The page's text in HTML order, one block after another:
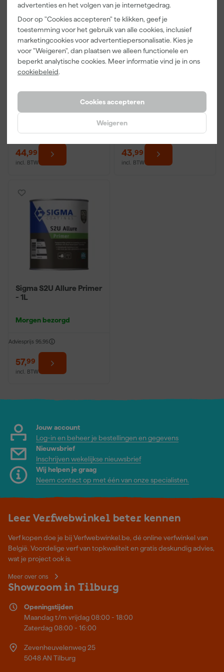
advertenties en het volgen van je internetgedrag.
Door op "Cookies accepteren" te klikken, geef je
toestemming voor het gebruik van alle cookies, inclusief
marketingcookies voor advertentiepersonalisatie. Kies je
voor "Weigeren", dan plaatsen we alleen functionele en
beperkt analytische cookies. Meer informatie vind je in ons
cookiebeleid.
Cookies accepteren
Weigeren
0,5L - lak
Morgen bezorgd
Afgelopen 30 dgn 46,85
44,99
incl. BTW
Morgen bezorgd
Afgelopen 30 dgn 45,65
43,99
incl. BTW
Sigma S2U Allure Primer
- 1L
Morgen bezorgd
Adviesprijs 95,95
57,99
incl. BTW
Jouw account
Log-in en beheer je bestellingen en gegevens
Nieuwsbrief
Inschrijven wekelijkse nieuwsbrief
Wij helpen je graag
Neem contact op met één van onze specialisten.
Leer Verfwebwinkel beter kennen
Verf kopen doe je bij Verfwebwinkel.be, dé online verfwinkel van
België. Voordelige verf van topkwaliteit en gratis deskundig advies,
wat je project ook is.
Meer over ons
Showroom in Tilburg
Openingstijden
Maandag t/m vrijdag 08:00 - 18:00
Zaterdag 08:00 - 16:00
Zevenheuvelenweg 25
5048 AN Tilburg